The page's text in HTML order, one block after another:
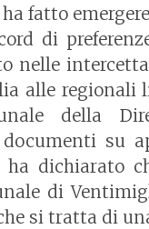
fatto
di
nelle
alle regionali
della
su
dichiarato
di
si tratta di